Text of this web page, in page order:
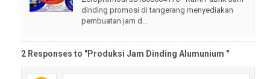
dinding promosi di tangerang menyediakan
pembuatan jam d…
2 Responses to "Produksi Jam Dinding Alumunium "